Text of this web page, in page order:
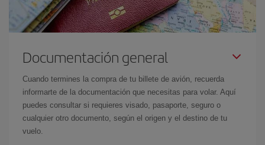
Documentación general
Cuando termines la compra de tu billete de avión, recuerda
informarte de la documentación que necesitas para volar. Aquí
puedes consultar si requieres visado, pasaporte, seguro o
cualquier otro documento, según el origen y el destino de tu
vuelo.